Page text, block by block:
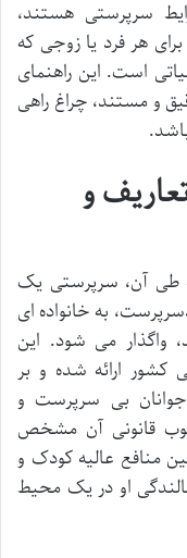
سرپرستی هستند،
هر فرد یا زوجی که
است. این راهنمای
و مستند، چراغ راهی
و
طی آن، سرپرستی یک
به خانواده ای
واگذار می شود. این
ارائه شده و بر
بی سرپرست و
سال ۱۳۹۲، چارچوب قانونی آن مشخص
منافع عالیه کودک و
او در یک محیط